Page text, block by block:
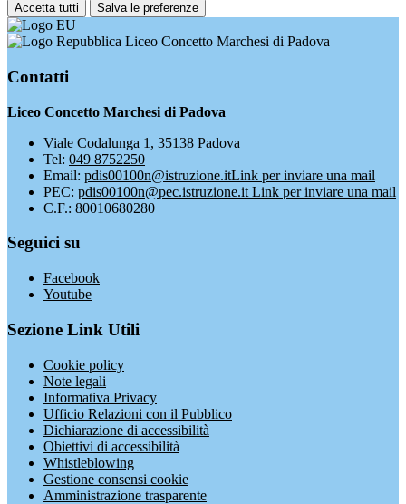
Accetta tutti Salva le preferenze
Liceo Concetto Marchesi di Padova
Contatti
Liceo Concetto Marchesi di Padova
Viale Codalunga 1, 35138 Padova
Tel: 049 8752250
Email: pdis00100n@istruzione.itLink per inviare una mail
PEC: pdis00100n@pec.istruzione.it Link per inviare una mail
C.F.: 80010680280
Seguici su
Facebook
Youtube
Sezione Link Utili
Cookie policy
Note legali
Informativa Privacy
Ufficio Relazioni con il Pubblico
Dichiarazione di accessibilità
Obiettivi di accessibilità
Whistleblowing
Gestione consensi cookie
Amministrazione trasparente